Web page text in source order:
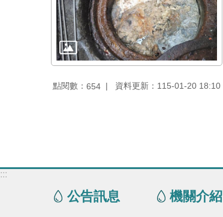
點閱數： 654 資料更新：115-01-20 18:10
:::
公告訊息 機關介紹